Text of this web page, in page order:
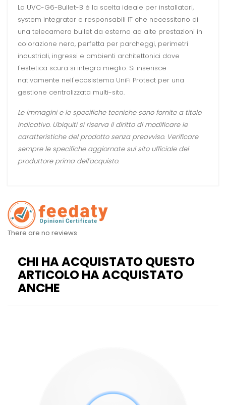
La UVC-G6-Bullet-B è la scelta ideale per installatori,
system integrator e responsabili IT che necessitano di
una telecamera bullet da esterno ad alte prestazioni in
colorazione nera, perfetta per parcheggi, perimetri
industriali, ingressi e ambienti architettonici dove
l'estetica scura si integra meglio. Si inserisce
nativamente nell'ecosistema UniFi Protect per una
gestione centralizzata multi-sito.
Le immagini e le specifiche tecniche sono fornite a titolo
indicativo. Ubiquiti si riserva il diritto di modificare le
caratteristiche del prodotto senza preavviso. Verificare
sempre le specifiche aggiornate sul sito ufficiale del
produttore prima dell'acquisto.
There are no reviews
CHI HA ACQUISTATO QUESTO
ARTICOLO HA ACQUISTATO
ANCHE